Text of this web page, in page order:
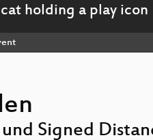
Signed